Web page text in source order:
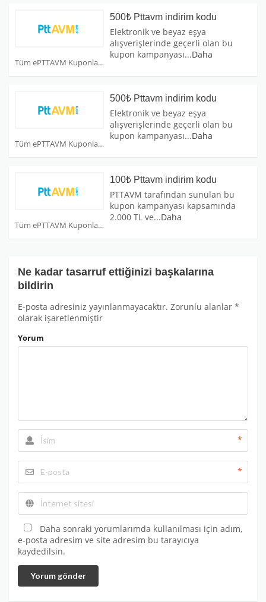
Tüm ePTTAVM Kuponları
500₺ Pttavm indirim kodu
Elektronik ve beyaz eşya
alışverişlerinde geçerli olan bu
kupon kampanyası...Daha
Tüm ePTTAVM Kuponları
500₺ Pttavm indirim kodu
Elektronik ve beyaz eşya
alışverişlerinde geçerli olan bu
kupon kampanyası...Daha
Tüm ePTTAVM Kuponları
100₺ Pttavm indirim kodu
PTTAVM tarafından sunulan bu
kupon kampanyası kapsamında
2.000 TL ve...Daha
Ne kadar tasarruf ettiğinizi başkalarına
bildirin
E-posta adresiniz yayınlanmayacaktır. Zorunlu alanlar *
olarak işaretlenmiştir
Yorum
*
*
Daha sonraki yorumlarımda kullanılması için adım,
e-posta adresim ve site adresim bu tarayıcıya
kaydedilsin.
Yorum gönder